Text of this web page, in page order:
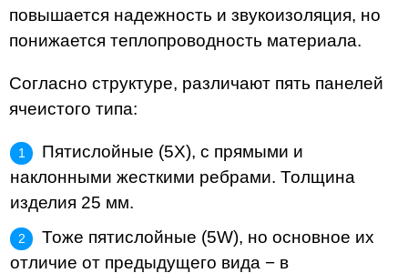
повышается надежность и звукоизоляция, но
понижается теплопроводность материала.
Согласно структуре, различают пять панелей
ячеистого типа:
Пятислойные (5X), с прямыми и
наклонными жесткими ребрами. Толщина
изделия 25 мм.
Тоже пятислойные (5W), но основное их
отличие от предыдущего вида − в